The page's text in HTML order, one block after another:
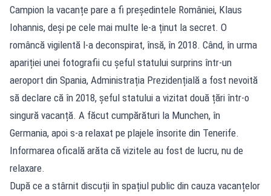
Campion la vacanțe pare a fi președintele României, Klaus
Iohannis, deși pe cele mai multe le-a ținut la secret. O
româncă vigilentă l-a deconspirat, însă, în 2018. Când, în urma
apariției unei fotografii cu șeful statului surprins într-un
aeroport din Spania, Administrația Prezidențială a fost nevoită
să declare că în 2018, șeful statului a vizitat două țări într-o
singură vacanță. A făcut cumpărături la Munchen, în
Germania, apoi s-a relaxat pe plajele însorite din Tenerife.
Informarea oficală arăta că vizitele au fost de lucru, nu de
relaxare.
După ce a stârnit discuții în spațiul public din cauza vacanțelor